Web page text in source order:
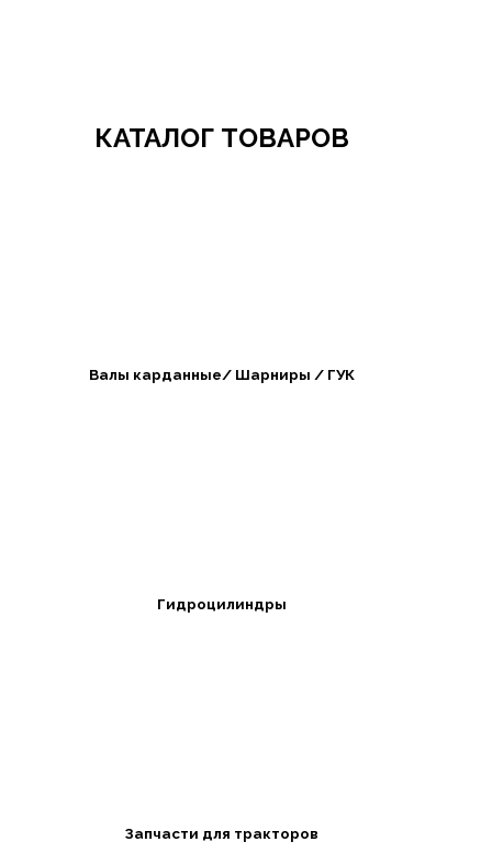
КАТАЛОГ ТОВАРОВ
Валы карданные/ Шарниры / ГУК
Гидроцилиндры
Запчасти для тракторов